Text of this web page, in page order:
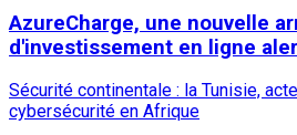
AzureCharge, une nouvelle
d'investissement en ligne
Sécurité continentale : la Tunisie,
cybersécurité en Afrique